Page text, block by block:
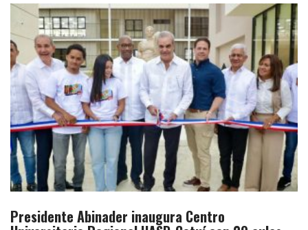
Presidente Abinader inaugura Centro